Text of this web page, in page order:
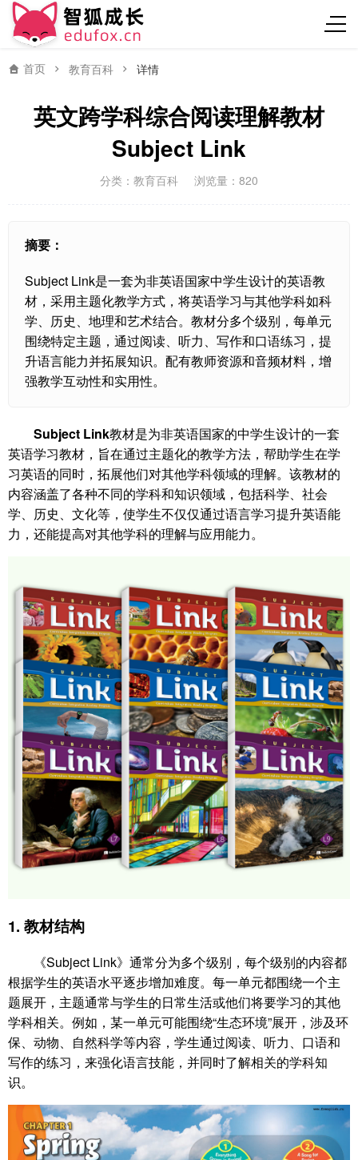
首页 教育百科 详情
英文跨学科综合阅读理解教材
Subject Link
分类： 教育百科 浏览量：820
摘要：
Subject Link是一套为非英语国家中学生设计的英语教
材，采用主题化教学方式，将英语学习与其他学科如科
学、历史、地理和艺术结合。教材分多个级别，每单元
围绕特定主题，通过阅读、听力、写作和口语练习，提
升语言能力并拓展知识。配有教师资源和音频材料，增
强教学互动性和实用性。
Subject Link教材是为非英语国家的中学生设计的一套
英语学习教材，旨在通过主题化的教学方法，帮助学生在学
习英语的同时，拓展他们对其他学科领域的理解。该教材的
内容涵盖了各种不同的学科和知识领域，包括科学、社会
学、历史、文化等，使学生不仅仅通过语言学习提升英语能
力，还能提高对其他学科的理解与应用能力。
1. 教材结构
《Subject Link》通常分为多个级别，每个级别的内容都
根据学生的英语水平逐步增加难度。每一单元都围绕一个主
题展开，主题通常与学生的日常生活或他们将要学习的其他
学科相关。例如，某一单元可能围绕“生态环境”展开，涉及环
保、动物、自然科学等内容，学生通过阅读、听力、口语和
写作的练习，来强化语言技能，并同时了解相关的学科知
识。